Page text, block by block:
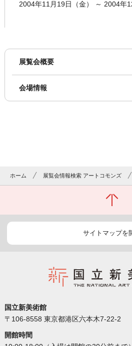
2004年11月19日（金） ～ 2004年
展覧会概要
会場情報
ホーム 展覧会情報検索 アートコモンズ
サイトマップを
国立新美術館
〒106-8558 東京都港区六本木7-22-2
開館時間